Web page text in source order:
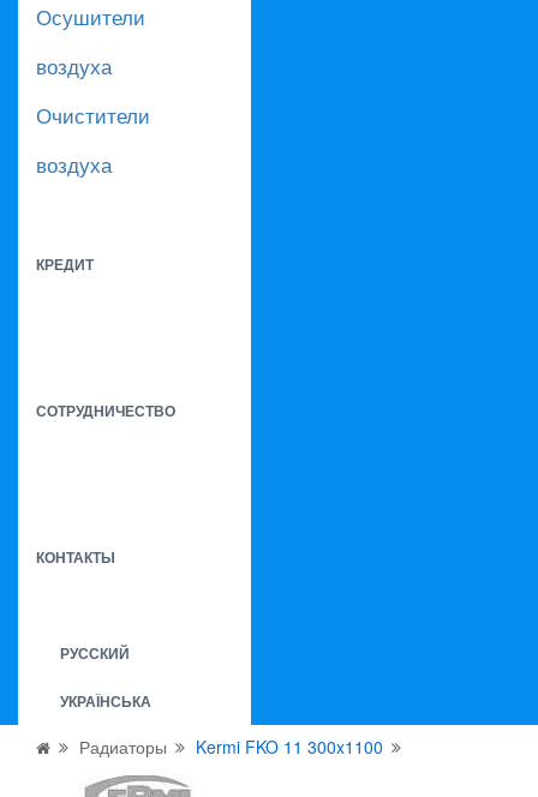
Осушители
воздуха
Очистители
воздуха
КРЕДИТ
СОТРУДНИЧЕСТВО
КОНТАКТЫ
РУССКИЙ
УКРАЇНСЬКА
Радиаторы Kermi FKO 11 300x1100